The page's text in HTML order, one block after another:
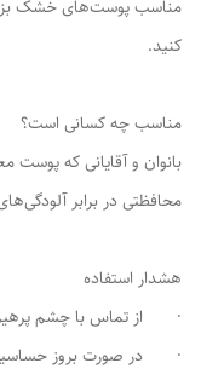
مناسب پوست‌های خشک
کنید.
مناسب چه کسانی است؟
بانوان و آقایانی که پوست
محافظتی در برابر
هشدار استفاده
· از تماس با چشم
· در صورت بروز